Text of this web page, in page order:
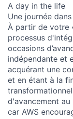
A day in the life
Une journée
À partir de votre
processus
occasions
indépendante et
acquérant une
et en étant à la
d'avancement
car AWS